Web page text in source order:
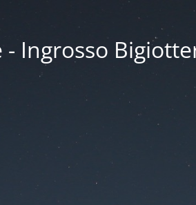
- Ingrosso